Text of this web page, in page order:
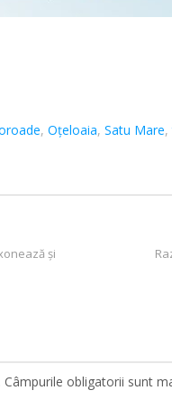
, Oţeloaia, Satu Mare,
şi
Câmpurile obligatorii sunt